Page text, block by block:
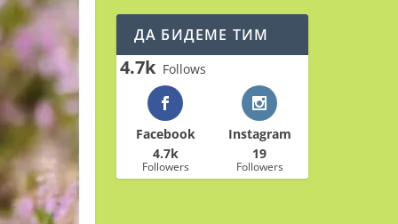
ДА БИДЕМЕ ТИМ
4.7k Follows
Facebook
4.7k
Followers
Instagram
19
Followers